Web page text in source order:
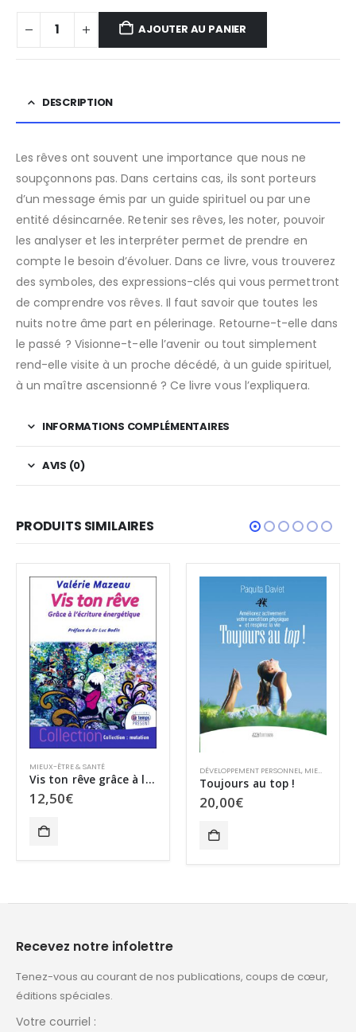
AJOUTER AU PANIER
DESCRIPTION
Les rêves ont souvent une importance que nous ne
soupçonnons pas. Dans certains cas, ils sont porteurs
d’un message émis par un guide spirituel ou par une
entité désincarnée. Retenir ses rêves, les noter, pouvoir
les analyser et les interpréter permet de prendre en
compte le besoin d’évoluer. Dans ce livre, vous trouverez
des symboles, des expressions-clés qui vous permettront
de comprendre vos rêves. Il faut savoir que toutes les
nuits notre âme part en pélerinage. Retourne-t-elle dans
le passé ? Visionne-t-elle l’avenir ou tout simplement
rend-elle visite à un proche décédé, à un guide spirituel,
à un maître ascensionné ? Ce livre vous l’expliquera.
INFORMATIONS COMPLÉMENTAIRES
AVIS (0)
PRODUITS SIMILAIRES
MIEUX-ÊTRE & SANTÉ
Vis ton rêve grâce à l’écriture énergétique
12,50€
DÉVELOPPEMENT PERSONNEL, MIEUX-ÊTRE & SANTÉ
Toujours au top !
20,00€
Recevez notre infolettre
Tenez-vous au courant de nos publications, coups de cœur,
éditions spéciales.
Votre courriel :